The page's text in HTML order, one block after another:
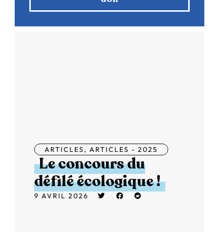
ARTICLES, ARTICLES - 2025
Le concours du
défilé écologique !
9 AVRIL 2026